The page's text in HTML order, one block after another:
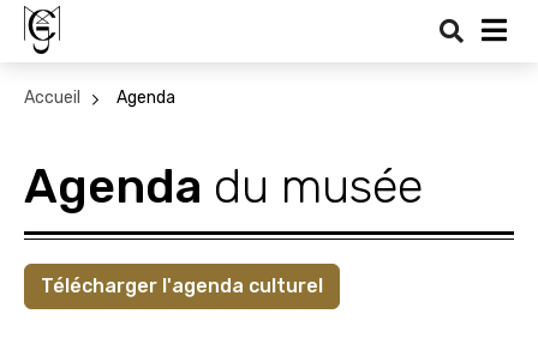
Accueil Agenda
Agenda du musée
Télécharger l'agenda culturel